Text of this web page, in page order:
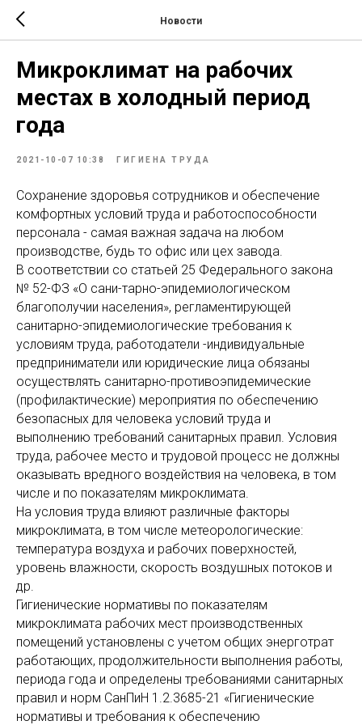
Новости
Микроклимат на рабочих
местах в холодный период
года
2021-10-07 10:38 ГИГИЕНА ТРУДА
Сохранение здоровья сотрудников и обеспечение
комфортных условий труда и работоспособности
персонала - самая важная задача на любом
производстве, будь то офис или цех завода.
В соответствии со статьей 25 Федерального закона
№ 52-ФЗ «О сани-тарно-эпидемиологическом
благополучии населения», регламентирующей
санитарно-эпидемиологические требования к
условиям труда, работодатели -индивидуальные
предприниматели или юридические лица обязаны
осуществлять санитарно-противоэпидемические
(профилактические) мероприятия по обеспечению
безопасных для человека условий труда и
выполнению требований санитарных правил. Условия
труда, рабочее место и трудовой процесс не должны
оказывать вредного воздействия на человека, в том
числе и по показателям микроклимата.
На условия труда влияют различные факторы
микроклимата, в том числе метеорологические:
температура воздуха и рабочих поверхностей,
уровень влажности, скорость воздушных потоков и
др.
Гигиенические нормативы по показателям
микроклимата рабочих мест производственных
помещений установлены с учетом общих энерготрат
работающих, продолжительности выполнения работы,
периода года и определены требованиями санитарных
правил и норм СанПиН 1.2.3685-21 «Гигиенические
нормативы и требования к обеспечению